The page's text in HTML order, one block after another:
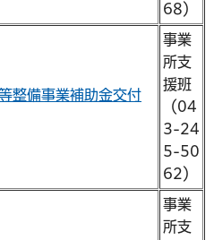
68）
整備事業補助金交付
事業
所支
援班
（04
3-24
5-50
62）
事業
所支